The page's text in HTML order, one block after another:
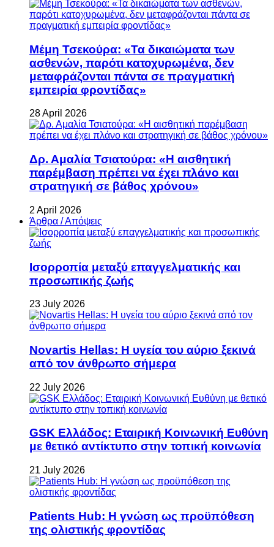
Μέμη Τσεκούρα: «Τα δικαιώματα των
ασθενών, παρότι κατοχυρωμένα, δεν
μεταφράζονται πάντα σε πραγματική
εμπειρία φροντίδας»
28 April 2026
Δρ. Αμαλία Τσιατούρα: «Η αισθητική
παρέμβαση πρέπει να έχει πλάνο και
στρατηγική σε βάθος χρόνου»
2 April 2026
Άρθρα / Απόψεις
Ισορροπία μεταξύ επαγγελματικής και
προσωπικής ζωής
23 July 2026
Novartis Hellas: Η υγεία του αύριο ξεκινά
από τον άνθρωπο σήμερα
22 July 2026
GSK Ελλάδος: Εταιρική Κοινωνική Ευθύνη
με θετικό αντίκτυπο στην τοπική κοινωνία
21 July 2026
Patients Hub: Η γνώση ως προϋπόθεση
της ολιστικής φροντίδας